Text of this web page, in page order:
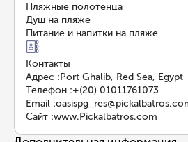
Пляжные полотенца
Душ на пляже
Питание и напитки на пляже
Контакты
Адрес :Port Ghalib, Red Sea, Egypt
Телефон :+(20) 01011761073
Email :
Сайт :www.Pickalbatros.com